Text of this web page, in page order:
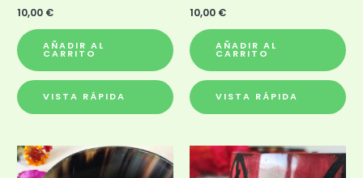
10,00 €
AÑADIR AL
CARRITO
VISTA RÁPIDA
10,00 €
AÑADIR AL
CARRITO
VISTA RÁPIDA